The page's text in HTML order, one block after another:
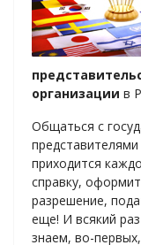
организации в
Общаться с
приходится
справку,
разрешение,
еще! И всякий
знаем, во-